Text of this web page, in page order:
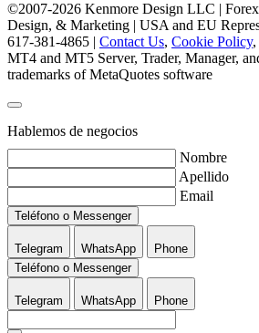
©2007-2026 Kenmore Design LLC |
Design, & Marketing | USA and EU
617-381-4865 | Contact Us, Cookie Policy,
MT4 and MT5 Server, Trader, Manager,
trademarks of MetaQuotes software
Hablemos de negocios
Nombre
Apellido
Email
Teléfono o Messenger
Telegram WhatsApp
Phone
Teléfono o Messenger
Telegram WhatsApp Phone